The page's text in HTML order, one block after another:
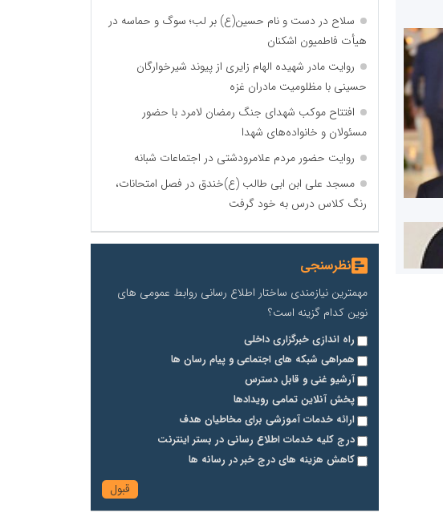
سلاح در دست و نام حسین(ع) بر لب؛ سوگ و حماسه در
هیأت فاطمیون اشکنان
روایت مادر شهیده الهام زایری از پیوند شیرخوارگان
حسینی با مظلومیت مادران غزه
افتتاح موکب شهدای جنگ رمضان لامرد با حضور
مسئولان و خانواده‌های شهدا
روایت حضور مردم علامرودشتی در اجتماعات شبانه
مسجد علی ابن ابی طالب (ع)خندق در فصل امتحانات،
رنگ کلاس درس به خود گرفت
نظرسنجی
مهمترین نیازمندی ساختار اطلاع رسانی روابط عمومی های
نوین کدام گزینه است؟
راه اندازی خبرگزاری داخلی
همراهی شبکه های اجتماعی و پیام رسان ها
آرشیو غنی و قابل دسترس
پخش آنلاین تمامی رویدادها
ارائه خدمات آموزشی برای مخاطیان هدف
درج کلیه خدمات اطلاع رسانی در بستر اینترنت
کاهش هزینه های درج خبر در رسانه ها